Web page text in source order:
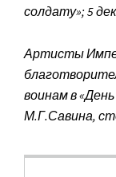
солдату»; 5
Артисты
воинам в
М.Г.Савина,